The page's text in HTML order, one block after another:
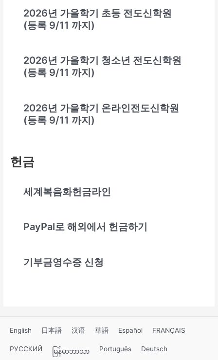
2026년 가을학기 초등 전도신학원
(등록 9/11 까지)
2026년 가을학기 청소년 전도신학원
(등록 9/11 까지)
2026년 가을학기 온라인전도신학원
(등록 9/11 까지)
헌금
세계복음화헌금라인
PayPal로 해외에서 헌금하기
기부금영수증 신청
English 日本語 汉语 華語 Español FRANÇAIS
РУССКИЙ မြန်မာဘာသာ Português Deutsch